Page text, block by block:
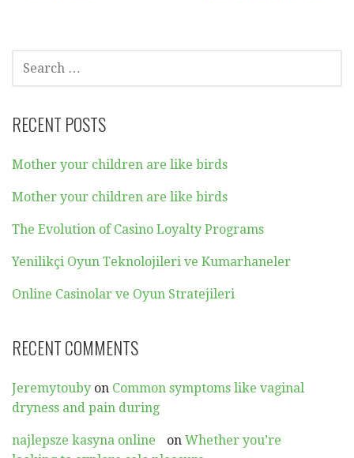
SEARCH
FOR:
RECENT POSTS
Mother your children are like birds
Mother your children are like birds
The Evolution of Casino Loyalty Programs
Yenilikçi Oyun Teknolojileri ve Kumarhaneler
Online Casinolar ve Oyun Stratejileri
RECENT COMMENTS
Jeremytouby on Common symptoms like vaginal
dryness and pain during
najlepsze kasyna online on Whether you’re